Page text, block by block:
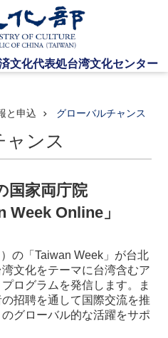
ジャンプします
と申込 グローバルチャンス
ャンス
国家両庁院
Week Online」
の「Taiwan Week」が台北
文化をテーマに台湾含むア
ログラムを発信します。ま
招聘を通して国際交流を推
グローバル的な活躍をサポ